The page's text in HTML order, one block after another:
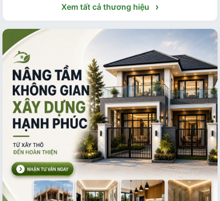
Xem tất cả thương hiệu ›